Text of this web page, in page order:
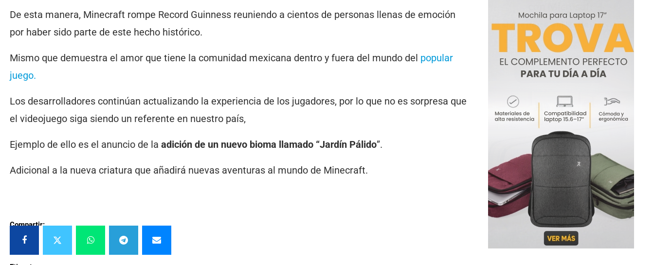
De esta manera, Minecraft rompe Record Guinness reuniendo a cientos de personas llenas de emoción
por haber sido parte de este hecho histórico.
Mismo que demuestra el amor que tiene la comunidad mexicana dentro y fuera del mundo del popular
juego.
Los desarrolladores continúan actualizando la experiencia de los jugadores, por lo que no es sorpresa que
el videojuego siga siendo un referente en nuestro país,
Ejemplo de ello es el anuncio de la adición de un nuevo bioma llamado “Jardín Pálido”.
Adicional a la nueva criatura que añadirá nuevas aventuras al mundo de Minecraft.
Compartir: